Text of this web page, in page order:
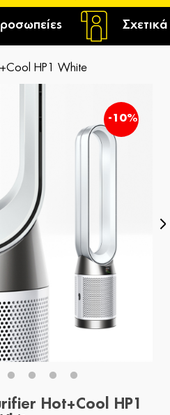
HP1 White
-10%
Hot+Cool HP1